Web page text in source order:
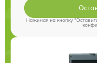
Нажимая на кнопку